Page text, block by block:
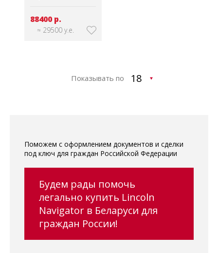
88400 р.
≈ 29500 у.е.
Показывать по
Поможем с оформлением документов и сделки
под ключ для граждан Российской Федерации
Будем рады помочь
легально купить Lincoln
Navigator в Беларуси для
граждан России!